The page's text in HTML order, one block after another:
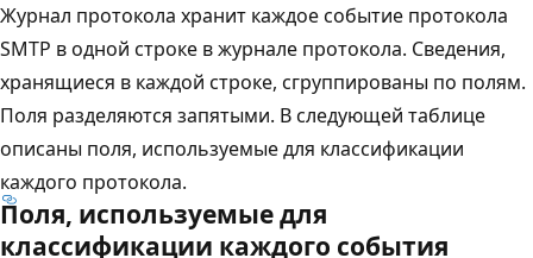
Журнал протокола хранит каждое событие протокола
SMTP в одной строке в журнале протокола. Сведения,
хранящиеся в каждой строке, сгруппированы по полям.
Поля разделяются запятыми. В следующей таблице
описаны поля, используемые для классификации
каждого протокола.
Поля, используемые для
классификации каждого события